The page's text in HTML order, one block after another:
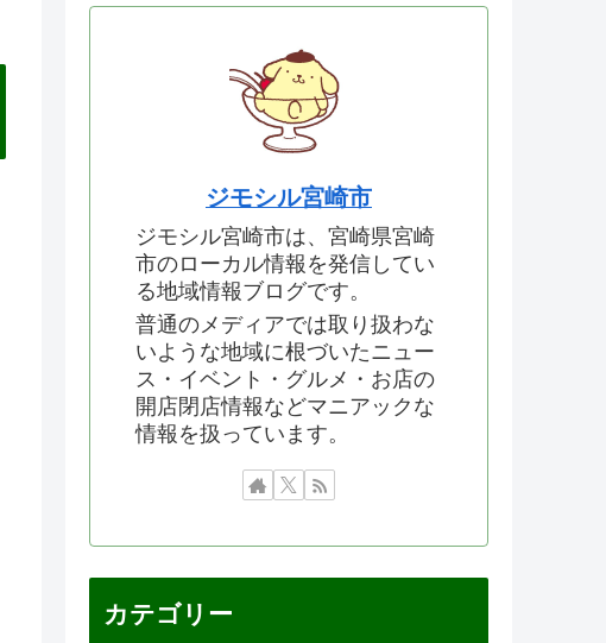
ジモシル宮崎市
ジモシル宮崎市は、宮崎県宮崎
市のローカル情報を発信してい
る地域情報ブログです。
普通のメディアでは取り扱わな
いような地域に根づいたニュー
ス・イベント・グルメ・お店の
開店閉店情報などマニアックな
情報を扱っています。
カテゴリー